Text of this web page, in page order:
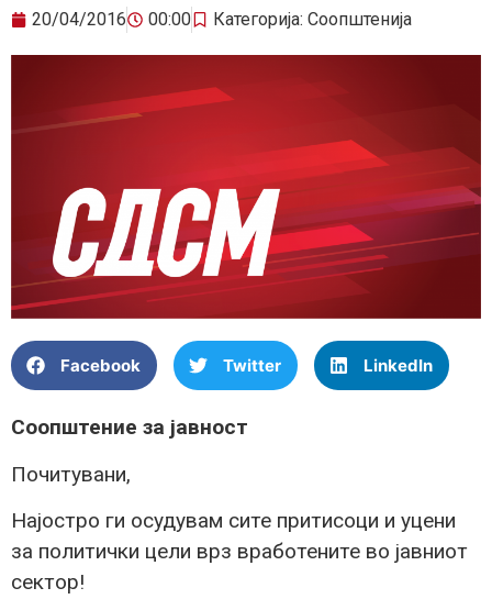
20/04/2016 00:00 Категорија: Соопштенија
Facebook Twitter LinkedIn
Соопштение за јавност
Почитувани,
Најостро ги осудувам сите притисоци и уцени
за политички цели врз вработените во јавниот
сектор!